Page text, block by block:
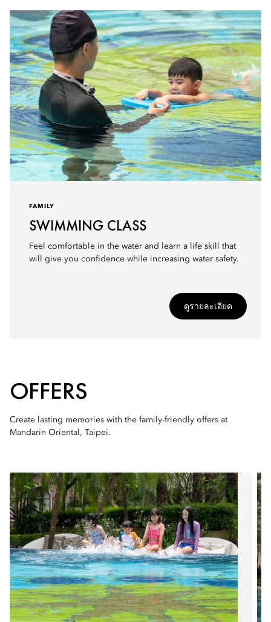
FAMILY
SWIMMING CLASS
Feel comfortable in the water and learn a life skill that
will give you confidence while increasing water safety.
ดูรายละเอียด
OFFERS
Create lasting memories with the family-friendly offers at
Mandarin Oriental, Taipei.